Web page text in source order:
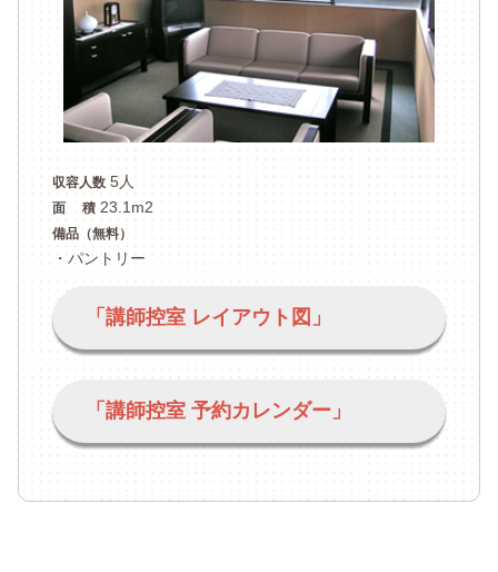
収容人数5人
面 積23.1m2
備品（無料）
・パントリー
「講師控室 レイアウト図」
「講師控室 予約カレンダー」